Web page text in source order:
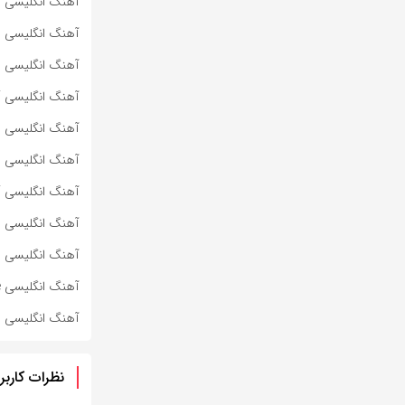
آهنگ انگلیسی JE NE SAIS QUOI از MARINA به همراه متن و ترجمه مجزا
آهنگ انگلیسی I <3 YOU از MARINA به همراه متن و ترجمه مجزا
آهنگ انگلیسی HELLO KITTY از MARINA به همراه متن و ترجمه مجزا
آهنگ انگلیسی FINAL BOSS از MARINA به همراه متن و ترجمه مجزا
آهنگ انگلیسی EVERYBODY KNOWS I’M SAD از MARINA به همراه متن و ترجمه مجزا
آهنگ انگلیسی DIGITAL FANTASY از MARINA به همراه متن و ترجمه مجزا
آهنگ انگلیسی Weird World از Backstreet Boys به همراه متن و ترجمه مجزا
آهنگ انگلیسی Unsuspecting Sunday Afternoon از Backstreet Boys به همراه متن و ترجمه مجزا
آهنگ انگلیسی Unmistakable از Backstreet Boys به همراه متن و ترجمه مجزا
آهنگ انگلیسی The Call از Backstreet Boys به همراه متن و ترجمه مجزا
نظرات